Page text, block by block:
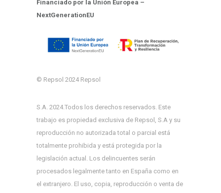
Financiado por la Unión Europea –
NextGenerationEU
© Repsol 2024 Repsol
S.A. 2024.Todos los derechos reservados. Este
trabajo es propiedad exclusiva de Repsol, S.A y su
reproducción no autorizada total o parcial está
totalmente prohibida y está protegida por la
legislación actual. Los delincuentes serán
procesados ​​legalmente tanto en España como en
el extranjero. El uso, copia, reproducción o venta de